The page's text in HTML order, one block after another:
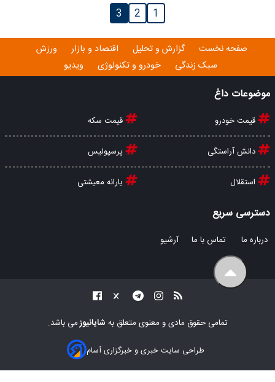
1
2
3
صفحه نخست گزارش و تحلیل اقتصاد و بازار
ورزش
سبک زندگی
خودرو و تکنولوژی ویدیو
موضوعات داغ
قیمت خودرو قیمت سکه
دانش آراستگی پرسپولیس
استقلال یارانه معیشتی
دسترسی سریع
درباره ما تماس با ما آرشیو
تمامی حقوق مادی و معنوی متعلق به شایانیوزمی باشد.
طراحی سایت خبری و خبرگزاری آسام